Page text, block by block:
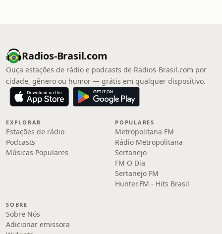
Radios-Brasil.com
Ouça estações de rádio e podcasts de Radios-Brasil.com por
cidade, gênero ou humor — grátis em qualquer dispositivo.
EXPLORAR
Estações de rádio
Podcasts
Músicas Populares
POPULARES
Metropolitana FM
Rádio Metropolitana
Sertanejo
FM O Dia
Sertanejo FM
Hunter.FM - Hits Brasil
SOBRE
Sobre Nós
Adicionar emissora